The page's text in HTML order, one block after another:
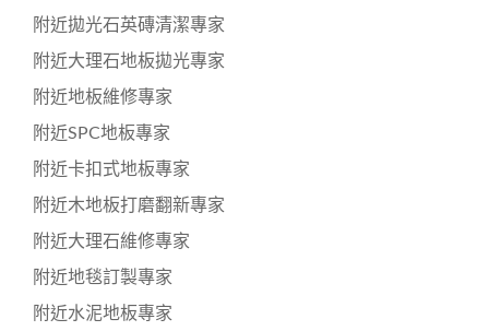
附近拋光石英磚清潔專家
附近大理石地板拋光專家
附近地板維修專家
附近SPC地板專家
附近卡扣式地板專家
附近木地板打磨翻新專家
附近大理石維修專家
附近地毯訂製專家
附近水泥地板專家